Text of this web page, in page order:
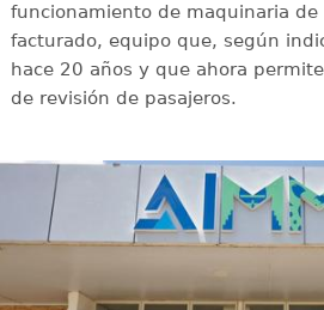
funcionamiento de maquinaria de
facturado, equipo que, según
hace 20 años y que ahora
de revisión de pasajeros.